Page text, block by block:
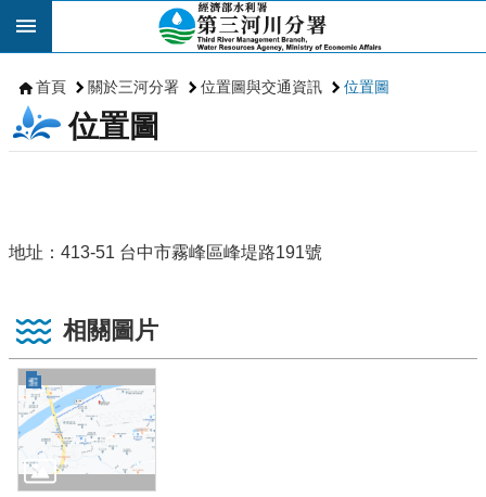
跳到主要內容區塊
首頁 關於三河分署 位置圖與交通資訊 位置圖
位置圖
地址：413-51 台中市霧峰區峰堤路191號
相關圖片